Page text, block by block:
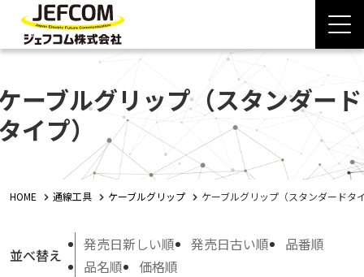
ーブルグリップ（スタンダード
イプ）
HOME 通線工具 ケーブルグリップ ケーブルグリップ（スタンダードタ
並べ替え
発売日新しい順 発売日古い順
品番順
品名順
価格順